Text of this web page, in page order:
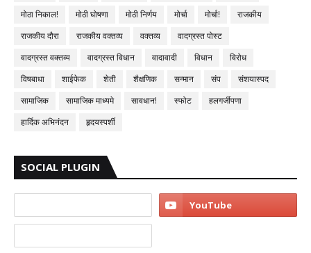
मोठा निकाल!
मोठी घोषणा मोठी निर्णय मोर्चा मोर्चा!
राजकीय
राजकीय दौरा
राजकीय वक्तव्य वक्तव्य
वादग्रस्त पोस्ट
वादग्रस्त वक्तव्य
वादग्रस्त विधान वादावादी विधान
विरोध
विषबाधा
शाईफेक शेती शैक्षणिक सन्मान संप
संशयास्पद
सामाजिक
सामाजिक माध्यमे सावधान! स्फोट
हलगर्जीपणा
हार्दिक अभिनंदन
हृदयस्पर्शी
SOCIAL PLUGIN